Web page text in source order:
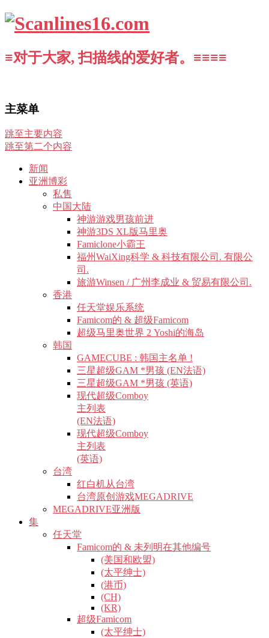
≡对于大家, 扫描线的爱好者。≡≡≡≡
主菜单
跳至主要内容
跳至第二个内容
新闻
亚洲博彩
私售
中国大陆
神游游戏男孩前进
神游3DS XL版马里奥
Famiclone小霸王
福州WaiXing科学 & 科技有限公司. 有限公
司.
旅游Winsen / 广州李成业 & 贸易有限公司.
香港
任天堂娱乐系统
Famicom的 & 超级Famicom
超级马里奥世界 2 Yoshi的海岛
韩国
GAMECUBE : 韩国主名单 !
三星超级GAM *男孩 (EN法语)
三星超级GAM *男孩 (英语)
现代超级Comboy
主列表
(EN法语)
现代超级Comboy
主列表
(英语)
台湾
红白机从台湾
台湾原创游戏MEGADRIVE
MEGADRIVE亚洲版
集
任天堂
Famicom的 & 未列明在其他编号
(美国和欧盟)
(太平绅士)
(港币)
(CH)
(KR)
超级Famicom
(太平绅士)